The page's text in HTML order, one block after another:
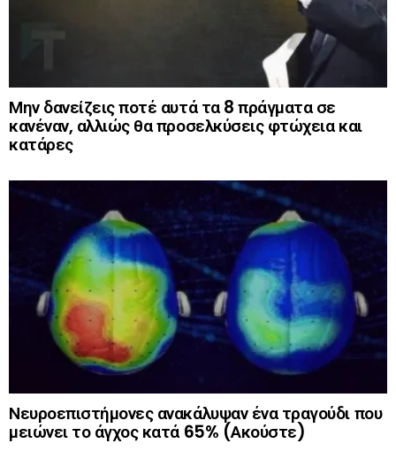
Μην δανείζεις ποτέ αυτά τα 8 πράγματα σε
κανέναν, αλλιώς θα προσελκύσεις φτώχεια και
κατάρες
Νευροεπιστήμονες ανακάλυψαν ένα τραγούδι που
μειώνει το άγχος κατά 65% (Ακούστε)